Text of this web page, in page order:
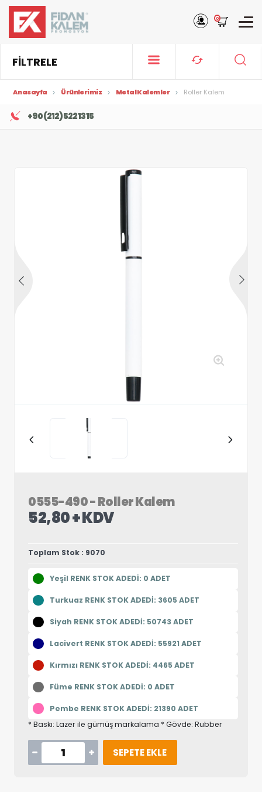
0
FİLTRELE
Anasayfa Ürünlerimiz Metal Kalemler Roller Kalem
+90 (212) 522 13 15
0555-490 - Roller Kalem
52,80 + KDV
Toplam Stok : 9070
Yeşil RENK STOK ADEDİ: 0 ADET
Turkuaz RENK STOK ADEDİ: 3605 ADET
Siyah RENK STOK ADEDİ: 50743 ADET
Lacivert RENK STOK ADEDİ: 55921 ADET
Kırmızı RENK STOK ADEDİ: 4465 ADET
Füme RENK STOK ADEDİ: 0 ADET
Pembe RENK STOK ADEDİ: 21390 ADET
* Baskı: Lazer ile gümüş markalama * Gövde: Rubber
SEPETE EKLE